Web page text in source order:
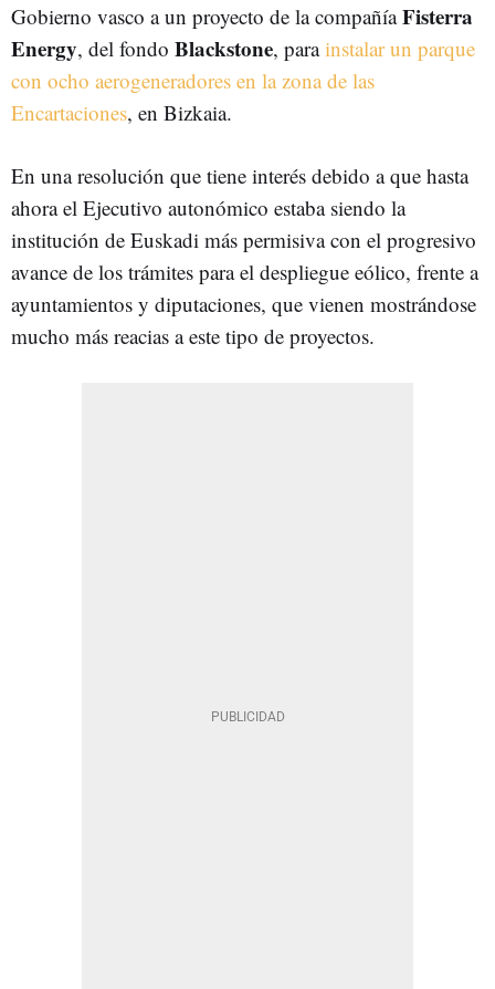
Gobierno vasco a un proyecto de la compañíaFisterra
Energy, del fondo Blackstone, parainstalar un parque
con ocho aerogeneradores en la zona de las
Encartaciones, en Bizkaia.
En una resolución que tiene interés debido a que hasta
ahora el Ejecutivo autonómico estaba siendo la
institución de Euskadi más permisiva con el progresivo
avance de los trámites para el despliegue eólico, frente a
ayuntamientos y diputaciones, que vienen mostrándose
mucho más reacias a este tipo de proyectos.